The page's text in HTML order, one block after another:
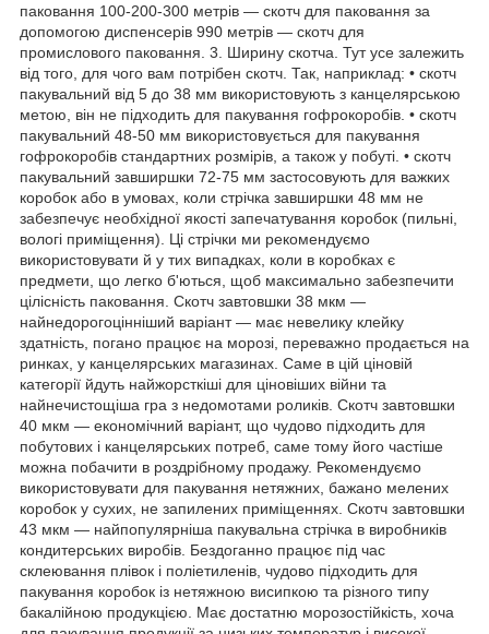
паковання 100-200-300 метрів — скотч для паковання за
допомогою диспенсерів 990 метрів — скотч для
промислового паковання. 3. Ширину скотча. Тут усе залежить
від того, для чого вам потрібен скотч. Так, наприклад: • скотч
пакувальний від 5 до 38 мм використовують з канцелярською
метою, він не підходить для пакування гофрокоробів. • скотч
пакувальний 48-50 мм використовується для пакування
гофрокоробів стандартних розмірів, а також у побуті. • скотч
пакувальний завширшки 72-75 мм застосовують для важких
коробок або в умовах, коли стрічка завширшки 48 мм не
забезпечує необхідної якості запечатування коробок (пильні,
вологі приміщення). Ці стрічки ми рекомендуємо
використовувати й у тих випадках, коли в коробках є
предмети, що легко б'ються, щоб максимально забезпечити
цілісність паковання. Скотч завтовшки 38 мкм —
найнедорогоцінніший варіант — має невелику клейку
здатність, погано працює на морозі, переважно продається на
ринках, у канцелярських магазинах. Саме в цій ціновій
категорії йдуть найжорсткіші для ціновіших війни та
найнечистощіша гра з недомотами роликів. Скотч завтовшки
40 мкм — економічний варіант, що чудово підходить для
побутових і канцелярських потреб, саме тому його частіше
можна побачити в роздрібному продажу. Рекомендуємо
використовувати для пакування нетяжних, бажано мелених
коробок у сухих, не запилених приміщеннях. Скотч завтовшки
43 мкм — найпопулярніша пакувальна стрічка в виробників
кондитерських виробів. Бездоганно працює під час
склеювання плівок і поліетиленів, чудово підходить для
пакування коробок із нетяжною висипкою та різного типу
бакалійною продукцією. Має достатню морозостійкість, хоча